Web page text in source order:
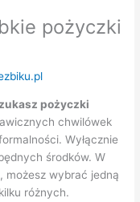
pożyczki
pożyczki
chwilówek
Wyłącznie
środków. W
możesz wybrać jedną
różnych.